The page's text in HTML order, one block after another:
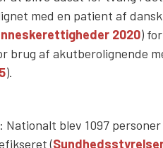
med en patient af
2020)
brug af akutberolignende
).
: Nationalt blev 1097
(